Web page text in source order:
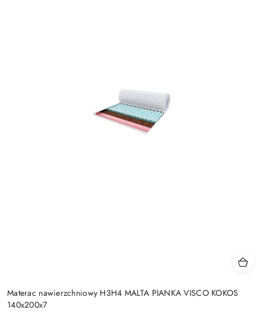
Materac nawierzchniowy H3H4 MALTA PIANKA VISCO KOKOS
140x200x7